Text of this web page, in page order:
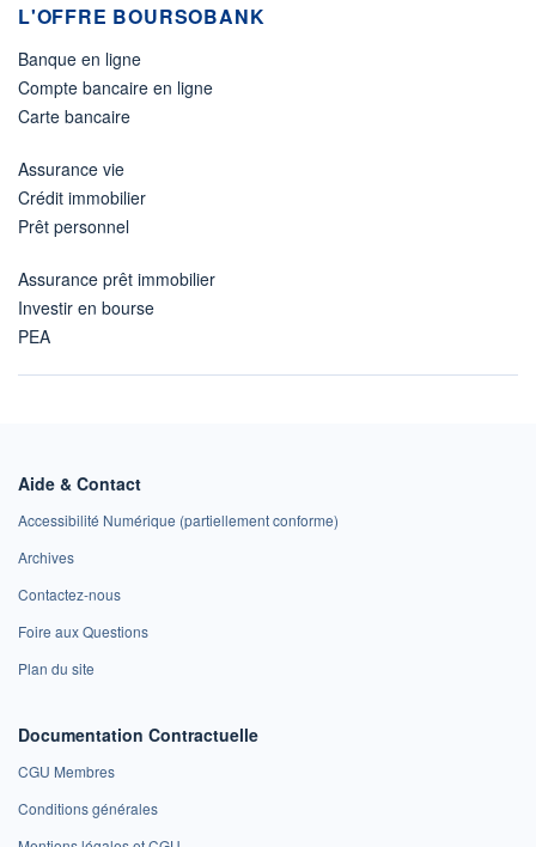
L'OFFRE BOURSOBANK
Banque en ligne
Compte bancaire en ligne
Carte bancaire
Assurance vie
Crédit immobilier
Prêt personnel
Assurance prêt immobilier
Investir en bourse
PEA
Aide & Contact
Accessibilité Numérique (partiellement conforme)
Archives
Contactez-nous
Foire aux Questions
Plan du site
Documentation Contractuelle
CGU Membres
Conditions générales